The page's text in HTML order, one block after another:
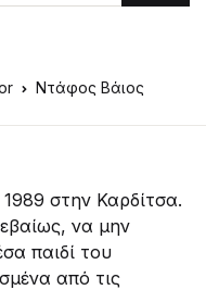
Ντάφος Βάιος
στην Καρδίτσα.
να μην
παιδί του
από τις